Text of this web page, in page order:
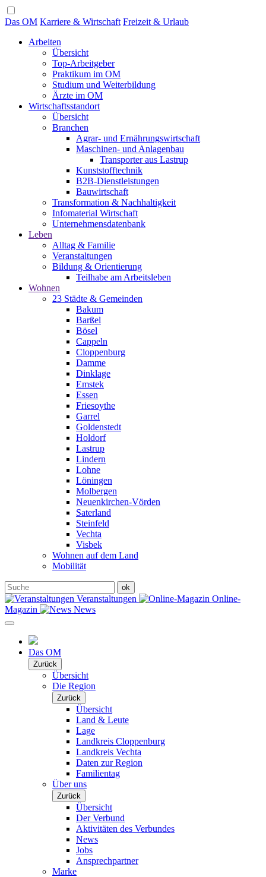
Das OM Karriere & Wirtschaft Freizeit & Urlaub
Arbeiten
Übersicht
Top-Arbeitgeber
Praktikum im OM
Studium und Weiterbildung
Ärzte im OM
Wirtschaftsstandort
Übersicht
Branchen
Agrar- und Ernährungswirtschaft
Maschinen- und Anlagenbau
Transporter aus Lastrup
Kunststofftechnik
B2B-Dienstleistungen
Bauwirtschaft
Transformation & Nachhaltigkeit
Infomaterial Wirtschaft
Unternehmensdatenbank
Leben
Alltag & Familie
Veranstaltungen
Bildung & Orientierung
Teilhabe am Arbeitsleben
Wohnen
23 Städte & Gemeinden
Bakum
Barßel
Bösel
Cappeln
Cloppenburg
Damme
Dinklage
Emstek
Essen
Friesoythe
Garrel
Goldenstedt
Holdorf
Lastrup
Lindern
Lohne
Löningen
Molbergen
Neuenkirchen-Vörden
Saterland
Steinfeld
Vechta
Visbek
Wohnen auf dem Land
Mobilität
Veranstaltungen
Online-
Magazin
News
Das OM
Zurück
Übersicht
Die Region
Zurück
Übersicht
Land & Leute
Lage
Landkreis Cloppenburg
Landkreis Vechta
Daten zur Region
Familientag
Über uns
Zurück
Übersicht
Der Verbund
Aktivitäten des Verbundes
News
Jobs
Ansprechpartner
Marke